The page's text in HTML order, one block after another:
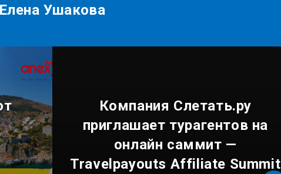
Елена Ушакова
Компания Слетать.ру
приглашает турагентов на
онлайн саммит —
Travelpayouts Affiliate Summit